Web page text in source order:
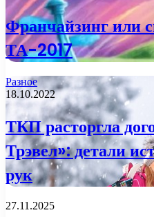
Франчайзинг или
ТА-2017
Разное
18.10.2022
ТКП расторгла
Трэвел»: детали
рук
27.11.2025